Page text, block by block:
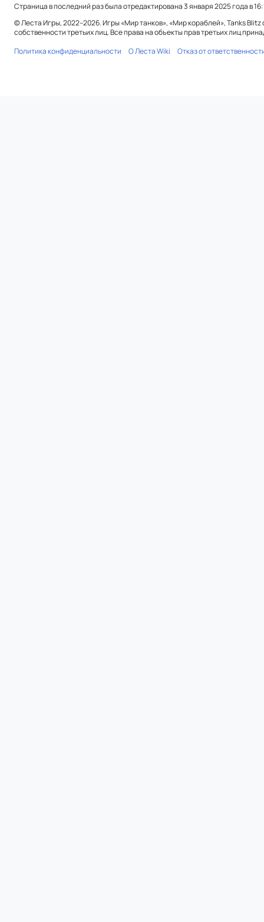
Страница в последний раз была отредактирована 3 января 2025 года в
© Леста Игры, 2022–2026. Игры «Мир танков», «Мир кораблей», Tanks
собственности третьих лиц. Все права на объекты прав третьих лиц
Политика конфиденциальности
О Леста Wiki Отказ от